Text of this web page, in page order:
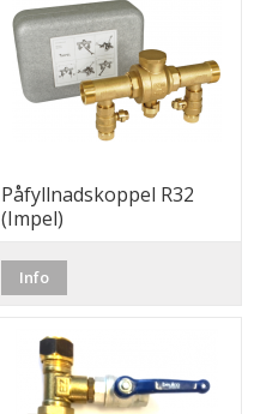
Påfyllnadskoppel R32
(Impel)
Info